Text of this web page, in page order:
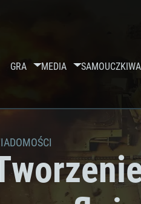
GRA MEDIA SAMOUCZKI